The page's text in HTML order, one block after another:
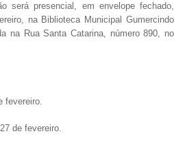
será presencial, em envelope fechado,
na Biblioteca Municipal Gumercindo
na Rua Santa Catarina, número 890, no
fevereiro.
de fevereiro.